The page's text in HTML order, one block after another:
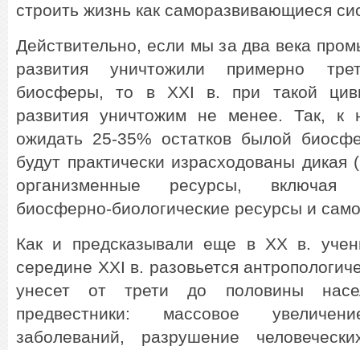
строить жизнь как саморазвивающиеся
Действительно, если мы за два века
развития уничтожили примерно
биосферы, то в XXI в. при такой
развития уничтожим не менее. Так, к
ожидать 25-35% остатков былой
будут практически израсходованы
организменные ресурсы, включая
биосферно-биологические ресурсы и
Как и предсказывали еще в ХХ в.
середине XXI в. разовьется
унесет от трети до половины
предвестники: массовое
заболеваний, разрушение